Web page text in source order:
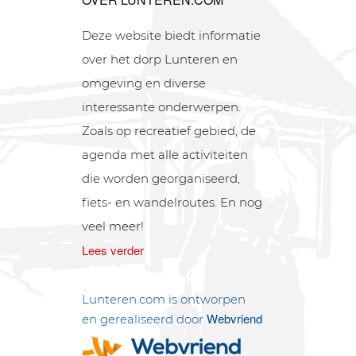
Deze website biedt informatie
over het dorp Lunteren en
omgeving en diverse
interessante onderwerpen.
Zoals op recreatief gebied, de
agenda met alle activiteiten
die worden georganiseerd,
fiets- en wandelroutes. En nog
veel meer!
Lees verder
Lunteren.com is ontworpen
en gerealiseerd doorWebvriend